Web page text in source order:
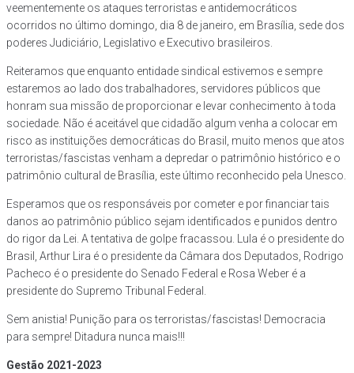
veementemente os ataques terroristas e antidemocráticos
ocorridos no último domingo, dia 8 de janeiro, em Brasília, sede dos
poderes Judiciário, Legislativo e Executivo brasileiros.
Reiteramos que enquanto entidade sindical estivemos e sempre
estaremos ao lado dos trabalhadores, servidores públicos que
honram sua missão de proporcionar e levar conhecimento à toda
sociedade. Não é aceitável que cidadão algum venha a colocar em
risco as instituições democráticas do Brasil, muito menos que atos
terroristas/fascistas venham a depredar o patrimônio histórico e o
patrimônio cultural de Brasília, este último reconhecido pela Unesco.
Esperamos que os responsáveis por cometer e por financiar tais
danos ao patrimônio público sejam identificados e punidos dentro
do rigor da Lei. A tentativa de golpe fracassou. Lula é o presidente do
Brasil, Arthur Lira é o presidente da Câmara dos Deputados, Rodrigo
Pacheco é o presidente do Senado Federal e Rosa Weber é a
presidente do Supremo Tribunal Federal.
Sem anistia! Punição para os terroristas/fascistas! Democracia
para sempre! Ditadura nunca mais!!!
Gestão 2021-2023